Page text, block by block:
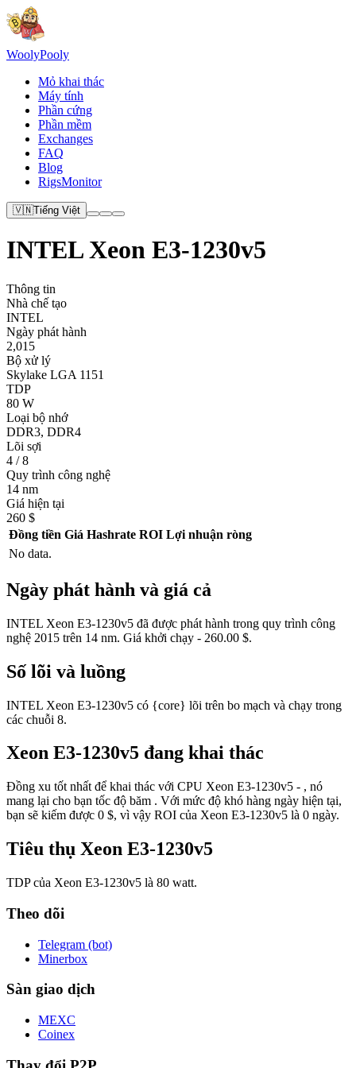
WoolyPooly
Mỏ khai thác
Máy tính
Phần cứng
Phần mềm
Exchanges
FAQ
Blog
RigsMonitor
🇻🇳Tiếng Việt
INTEL Xeon E3-1230v5
Thông tin
Nhà chế tạo
INTEL
Ngày phát hành
2,015
Bộ xử lý
Skylake LGA 1151
TDP
80 W
Loại bộ nhớ
DDR3, DDR4
Lõi sợi
4 / 8
Quy trình công nghệ
14 nm
Giá hiện tại
260 $
Đồng tiền Giá Hashrate ROI Lợi nhuận ròng
No data.
Ngày phát hành và giá cả
INTEL Xeon E3-1230v5 đã được phát hành trong quy trình công
nghệ 2015 trên 14 nm. Giá khởi chạy - 260.00 $.
Số lõi và luồng
INTEL Xeon E3-1230v5 có {core} lõi trên bo mạch và chạy trong
các chuỗi 8.
Xeon E3-1230v5 đang khai thác
Đồng xu tốt nhất để khai thác với CPU Xeon E3-1230v5 - , nó
mang lại cho bạn tốc độ băm . Với mức độ khó hàng ngày hiện tại,
bạn sẽ kiếm được 0 $, vì vậy ROI của Xeon E3-1230v5 là 0 ngày.
Tiêu thụ Xeon E3-1230v5
TDP của Xeon E3-1230v5 là 80 watt.
Theo dõi
Telegram (bot)
Minerbox
Sàn giao dịch
MEXC
Coinex